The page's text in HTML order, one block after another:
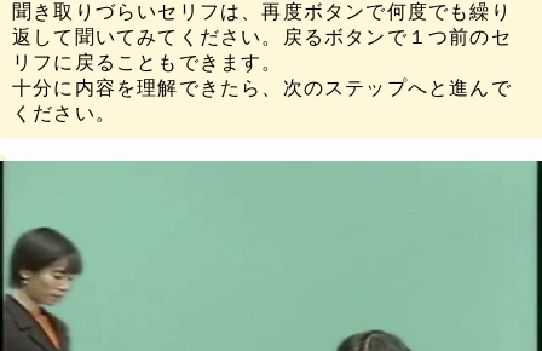
聞き取りづらいセリフは、再度ボタンで何度でも繰り
返して聞いてみてください。戻るボタンで１つ前のセ
リフに戻ることもできます。
十分に内容を理解できたら、次のステップへと進んで
ください。